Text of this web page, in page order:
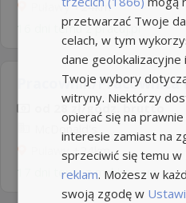
Puławy+24km
16 dni temu zpracuj.pl
Pracownik/
od 28 zł/godz. brutto
McDonald's
Pulawy+24km
17 dni temu zmchire.com
przetwarzać Twoje
celach, w tym
dane geolokalizacyjne
Twoje wybory
witryny. Niektórzy
opierać się na
interesie zamiast na
sprzeciwić się temu w
reklam. Możesz w
swoją zgodę w